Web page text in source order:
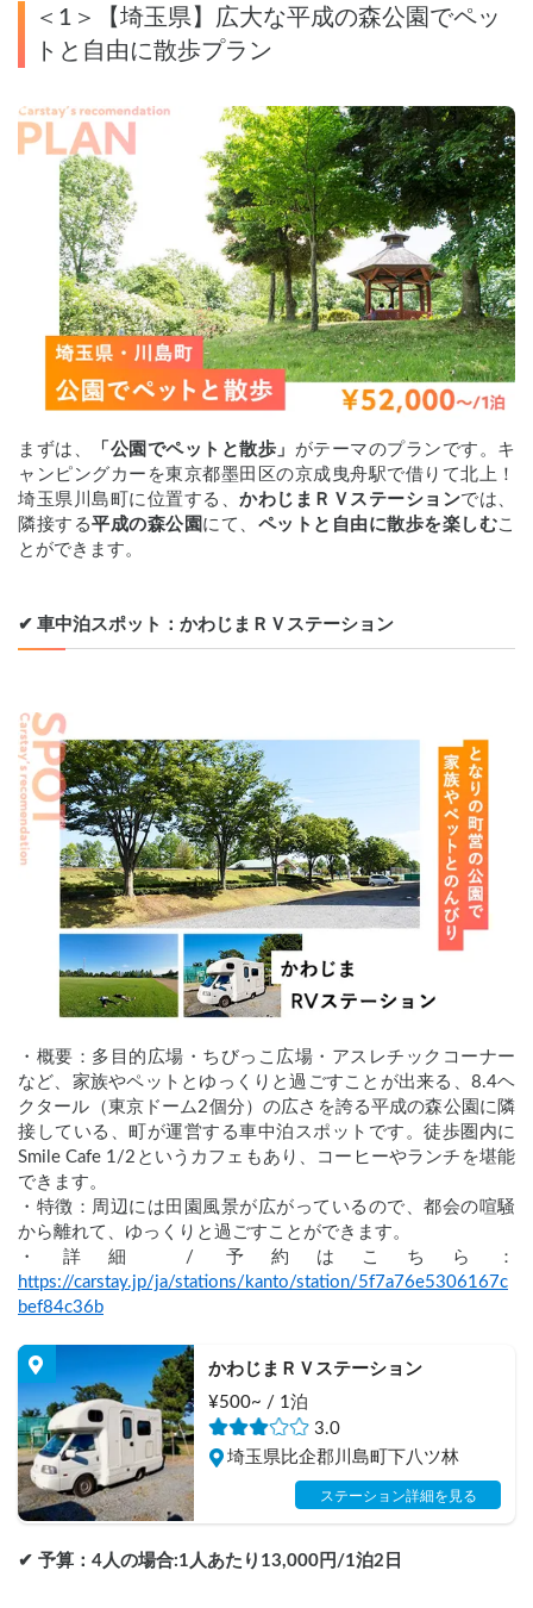
＜1＞【埼玉県】広大な平成の森公園でペッ
トと自由に散歩プラン
まずは、 「公園でペットと散歩」 がテーマのプランです。キ
ャンピングカーを東京都墨田区の京成曳舟駅で借りて北上！
埼玉県川島町に位置する、 かわじまＲＶステーションでは、
隣接する平成の森公園 にて、 ペットと自由に散歩を楽しむこ
とができます。
✔︎ 車中泊スポット：かわじまＲＶステーション
・概要：多目的広場・ちびっこ広場・アスレチックコーナー
など、家族やペットとゆっくりと過ごすことが出来る、8.4ヘ
クタール（東京ドーム2個分）の広さを誇る平成の森公園に隣
接している、町が運営する車中泊スポットです。徒歩圏内に
Smile Cafe 1/2というカフェもあり、コーヒーやランチを堪能
できます。
・特徴：周辺には田園風景が広がっているので、都会の喧騒
から離れて、ゆっくりと過ごすことができます。
・詳細 / 予約はこちら：
https://carstay.jp/ja/stations/kanto/station/5f7a76e5306167c
bef84c36b
かわじまＲＶステーション
¥500~ / 1泊
3.0
埼玉県比企郡川島町下八ツ林
ステーション詳細を見る
✔︎ 予算：4人の場合:1人あたり13,000円/1泊2日